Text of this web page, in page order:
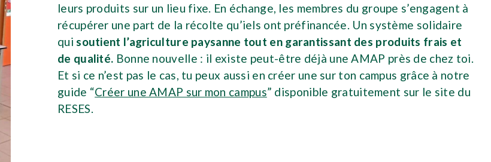
leurs produits sur un lieu fixe. En échange, les membres du groupe s’engagent à
récupérer une part de la récolte qu’iels ont préfinancée. Un système solidaire
qui soutient l’agriculture paysanne tout en garantissant des produits frais et
de qualité. Bonne nouvelle : il existe peut-être déjà une AMAP près de chez toi.
Et si ce n’est pas le cas, tu peux aussi en créer une sur ton campus grâce à notre
guide “Créer une AMAP sur mon campus” disponible gratuitement sur le site du
RESES.